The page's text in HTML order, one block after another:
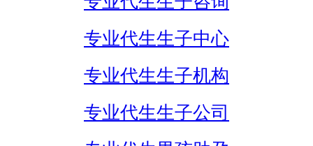
专业代生生子中心
专业代生生子机构
专业代生生子公司